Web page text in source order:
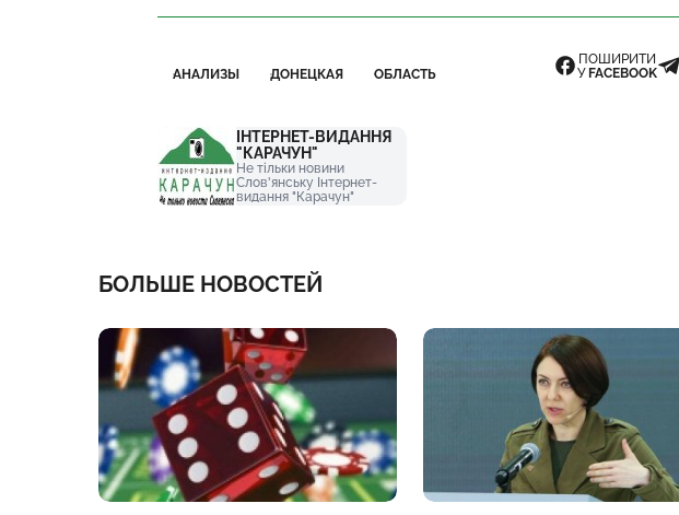
АНАЛИЗЫ ДОНЕЦКАЯ ОБЛАСТЬ
ПОШИРИТИ
У FACEBOOK
ІНТЕРНЕТ-ВИДАННЯ
"КАРАЧУН"
Не тільки новини
Слов'янську Інтернет-
видання "Карачун"
БОЛЬШЕ НОВОСТЕЙ